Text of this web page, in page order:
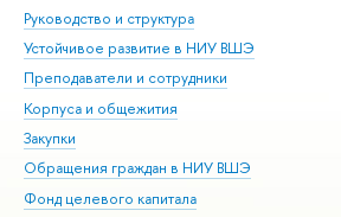
Руководство и структура
Устойчивое развитие в НИУ ВШЭ
Преподаватели и сотрудники
Корпуса и общежития
Закупки
Обращения граждан в НИУ ВШЭ
Фонд целевого капитала